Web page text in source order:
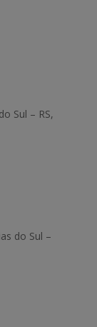
Sul – RS,
do Sul –